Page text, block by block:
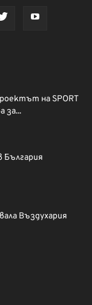
на SPORT
за...
България
Въздухария